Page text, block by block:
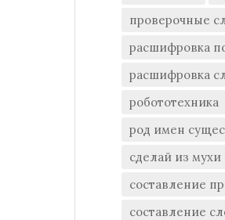
проверочные
расшифровка
расшифровка
робототехника
род имен
сделай из мухи
составление
составление